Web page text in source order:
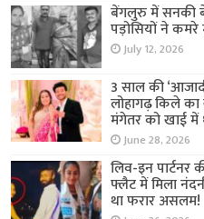
बेंगलुरु में सनकी
पड़ोसियों ने
July 12, 2026
3 साल की
लोहागढ़ किले
मंगेतर को खाई
June 28, 2026
लिव-इन पार्टनर
फ्लैट में मिला
था फरार असलम!